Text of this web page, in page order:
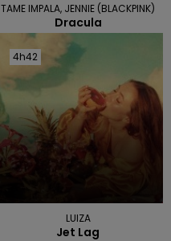
TAME IMPALA, JENNIE (BLACKPINK)
Dracula
4h42
4h42
LUIZA
Jet Lag